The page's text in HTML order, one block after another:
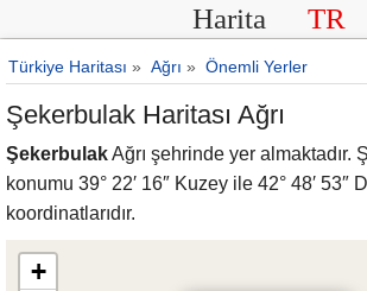
Harita TR
Türkiye Haritası » Ağrı » Önemli Yerler
Şekerbulak Haritası Ağrı
ŞekerbulakAğrı şehrinde yer almaktadır.
konumu 39° 22′ 16″ Kuzey ile 42° 48′ 53″
koordinatlarıdır.
+